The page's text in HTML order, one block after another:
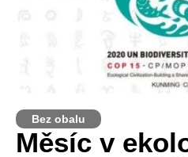
Bez obalu
Měsíc v